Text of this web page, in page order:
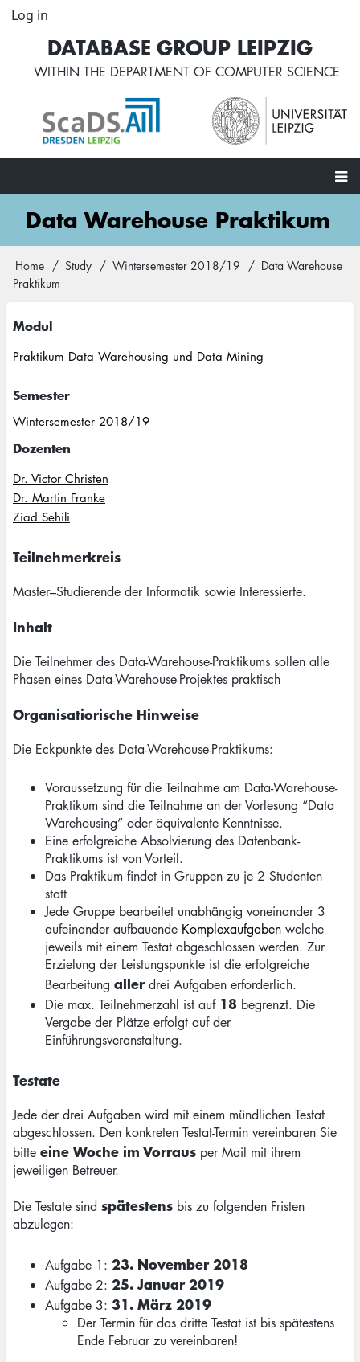
Skip
content
User
account
menu
Log in
DATABASE GROUP LEIPZIG
WITHIN THE DEPARTMENT OF COMPUTER SCIENCE
MainData Warehouse Praktikum
Breadcrumb
Home Study Wintersemester 2018/19
Data Warehouse
Praktikum
Modul
Praktikum Data Warehousing und Data Mining
Semester
Wintersemester 2018/19
Dozenten
Dr. Victor Christen
Dr. Martin Franke
Ziad Sehili
Teilnehmerkreis
Master–Studierende der Informatik sowie Interessierte.
Inhalt
Die Teilnehmer des Data-Warehouse-Praktikums sollen alle
Phasen eines Data-Warehouse-Projektes praktisch
Organisatiorische Hinweise
Die Eckpunkte des Data-Warehouse-Praktikums:
Voraussetzung für die Teilnahme am Data-Warehouse-
Praktikum sind die Teilnahme an der Vorlesung “Data
Warehousing” oder äquivalente Kenntnisse.
Eine erfolgreiche Absolvierung des Datenbank-
Praktikums ist von Vorteil.
Das Praktikum findet in Gruppen zu je 2 Studenten
statt
Jede Gruppe bearbeitet unabhängig voneinander 3
aufeinander aufbauende Komplexaufgaben welche
jeweils mit einem Testat abgeschlossen werden. Zur
Erzielung der Leistungspunkte ist die erfolgreiche
Bearbeitung allerdrei Aufgaben erforderlich.
Die max. Teilnehmerzahl ist auf 18 begrenzt. Die
Vergabe der Plätze erfolgt auf der
Einführungsveranstaltung.
Testate
Jede der drei Aufgaben wird mit einem mündlichen Testat
abgeschlossen. Den konkreten Testat-Termin vereinbaren Sie
bitte eine Woche im Vorraus per Mail mit ihrem
jeweiligen Betreuer.
Die Testate sind spätestens bis zu folgenden Fristen
abzulegen:
Aufgabe 1: 23. November 2018
Aufgabe 2: 25. Januar 2019
Aufgabe 3: 31. März 2019
Der Termin für das dritte Testat ist bis spätestens
Ende Februar zu vereinbaren!